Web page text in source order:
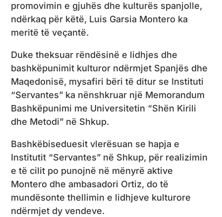
promovimin e gjuhës dhe kulturës spanjolle,
ndërkaq për këtë, Luis Garsia Montero ka
meritë të veçantë.
Duke theksuar rëndësinë e lidhjes dhe
bashkëpunimit kulturor ndërmjet Spanjës dhe
Maqedonisë, mysafiri bëri të ditur se Instituti
“Servantes” ka nënshkruar një Memorandum
Bashkëpunimi me Universitetin “Shën Kirili
dhe Metodi” në Shkup.
Bashkëbiseduesit vlerësuan se hapja e
Institutit “Servantes” në Shkup, për realizimin
e të cilit po punojnë në mënyrë aktive
Montero dhe ambasadori Ortiz, do të
mundësonte thellimin e lidhjeve kulturore
ndërmjet dy vendeve.